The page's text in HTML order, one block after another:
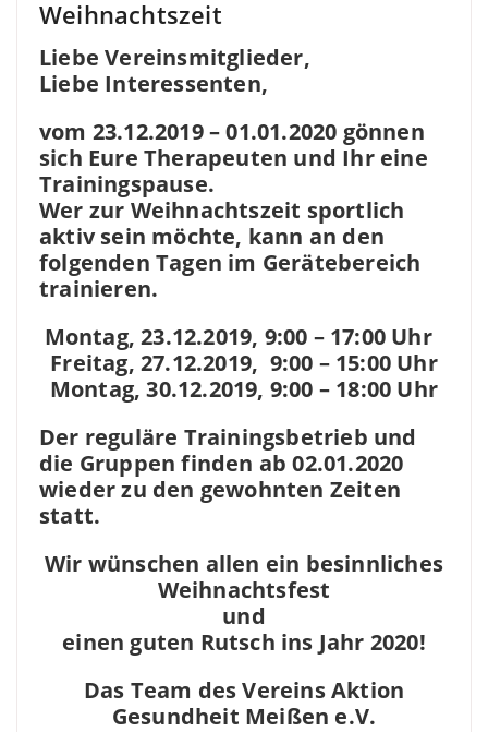
Weihnachtszeit
Liebe Vereinsmitglieder,
Liebe Interessenten,
vom 23.12.2019 – 01.01.2020 gönnen
sich Eure Therapeuten und Ihr eine
Trainingspause.
Wer zur Weihnachtszeit sportlich
aktiv sein möchte, kann an den
folgenden Tagen im Gerätebereich
trainieren.
Montag, 23.12.2019, 9:00 – 17:00 Uhr
Freitag, 27.12.2019, 9:00 – 15:00 Uhr
Montag, 30.12.2019, 9:00 – 18:00 Uhr
Der reguläre Trainingsbetrieb und
die Gruppen finden ab 02.01.2020
wieder zu den gewohnten Zeiten
statt.
Wir wünschen allen ein besinnliches
Weihnachtsfest
und
einen guten Rutsch ins Jahr 2020!
Das Team des Vereins Aktion
Gesundheit Meißen e.V.